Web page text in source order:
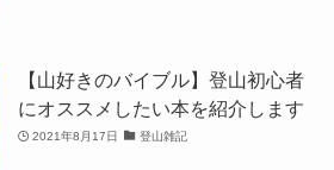
【山好きのバイブル】登山初心者
にオススメしたい本を紹介します
2021年8月17日 登山雑記